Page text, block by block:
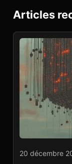
Articles
Agence
20 décembre